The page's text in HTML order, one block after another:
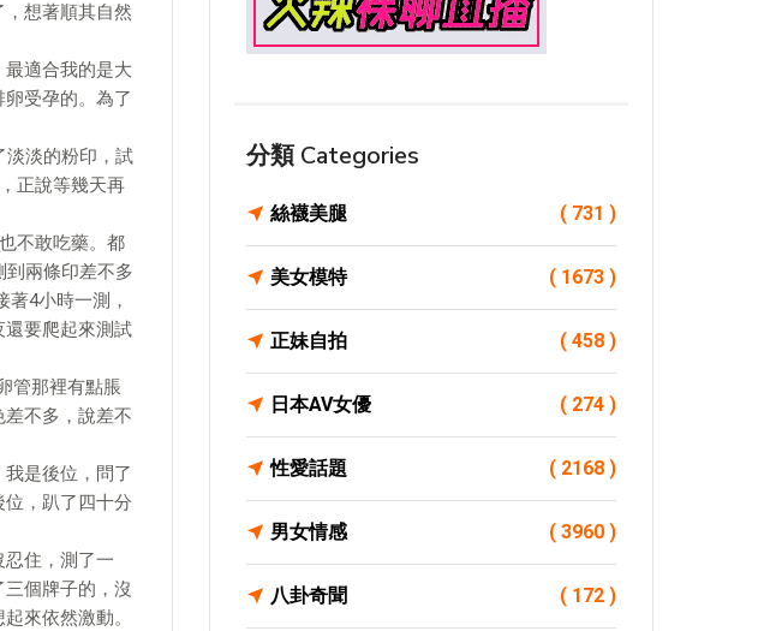
想著順其自然
適合我的是大
受孕的。為了
淡淡的粉印，試
正說等幾天再
不敢吃藥。都
到兩條印差不多
4小時一測，
要爬起來測試
管那裡有點脹
不多，說差不
是後位，問了
，趴了四十分
住，測了一
個牌子的，沒
來依然激動。
分類 Categories
絲襪美腿 ( 731 )
美女模特 ( 1673 )
正妹自拍 ( 458 )
日本AV女優 ( 274 )
性愛話題 ( 2168 )
男女情感 ( 3960 )
八卦奇聞 ( 172 )